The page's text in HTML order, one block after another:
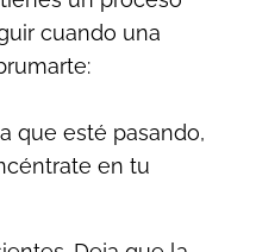
cuando una
que esté pasando,
en tu